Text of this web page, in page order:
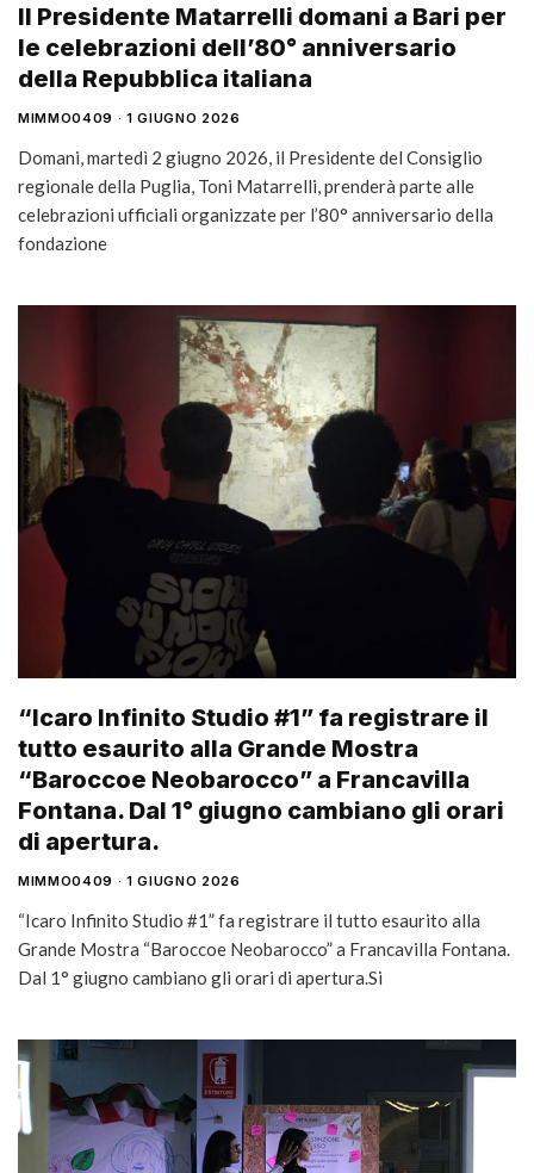
Il Presidente Matarrelli domani a Bari per
le celebrazioni dell’80° anniversario
della Repubblica italiana
MIMMO0409 1 GIUGNO 2026
Domani, martedì 2 giugno 2026, il Presidente del Consiglio
regionale della Puglia, Toni Matarrelli, prenderà parte alle
celebrazioni ufficiali organizzate per l’80° anniversario della
fondazione
“Icaro Infinito Studio #1” fa registrare il
tutto esaurito alla Grande Mostra
“Baroccoe Neobarocco” a Francavilla
Fontana. Dal 1° giugno cambiano gli orari
di apertura.
MIMMO0409 1 GIUGNO 2026
“Icaro Infinito Studio #1” fa registrare il tutto esaurito alla
Grande Mostra “Baroccoe Neobarocco” a Francavilla Fontana.
Dal 1° giugno cambiano gli orari di apertura.Si